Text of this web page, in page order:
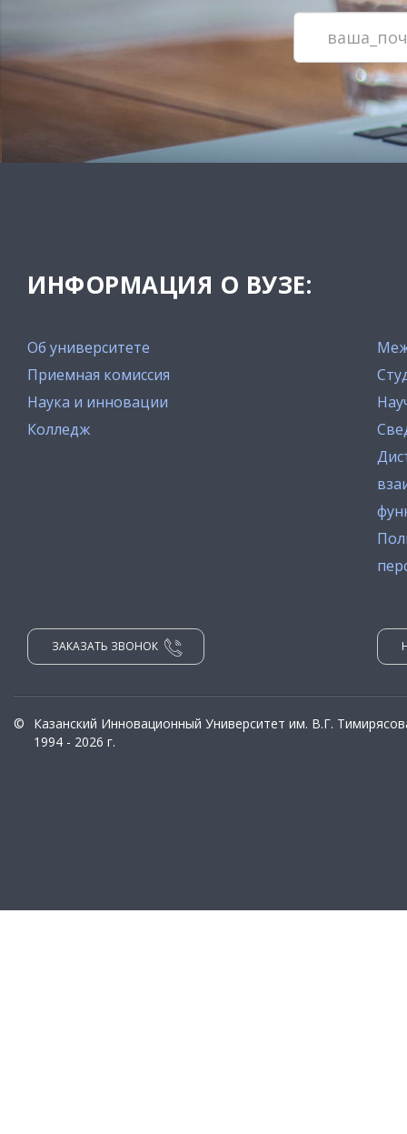
ИНФОРМАЦИЯ О ВУЗЕ:
Об университете
Приемная комиссия
Наука и инновации
Колледж
ЗАКАЗАТЬ ЗВОНОК
©
Казанский Инновационный Университет им. В.Г.
1994 - 2026 г.